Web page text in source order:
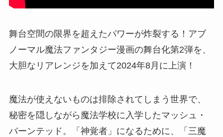
舞台空間の限界を超えたパワーが炸裂する！アブ
ノーマル魔法ファンタジー漫画の舞台化第2弾を、
大胆なリアレンジを加えて2024年8月に上演！
魔法が使えないものは排除されてしまう世界で、
秘密を隠しながら魔法学校に入学したマッシュ・
バーンテッド。「神覚者」になるために、「三魔